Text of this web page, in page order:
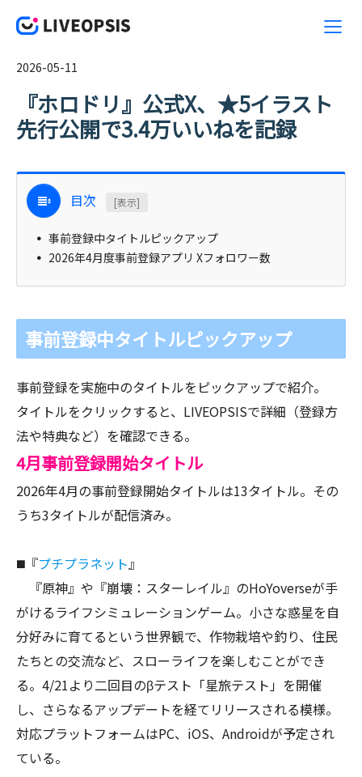
2026-05-11
『ホロドリ』公式X、★5イラスト
先行公開で3.4万いいねを記録
目次 [表示]
事前登録中タイトルピックアップ
2026年4月度事前登録アプリ Xフォロワー数
事前登録中タイトルピックアップ
事前登録を実施中のタイトルをピックアップで紹介。
タイトルをクリックすると、LIVEOPSISで詳細（登録方
法や特典など）を確認できる。
4月事前登録開始タイトル
2026年4月の事前登録開始タイトルは13タイトル。その
うち3タイトルが配信済み。
◼️『プチプラネット』
『原神』や『崩壊：スターレイル』のHoYoverseが手
がけるライフシミュレーションゲーム。小さな惑星を自
分好みに育てるという世界観で、作物栽培や釣り、住民
たちとの交流など、スローライフを楽しむことができ
る。4/21より二回目のβテスト「星旅テスト」を開催
し、さらなるアップデートを経てリリースされる模様。
対応プラットフォームはPC、iOS、Androidが予定され
ている。